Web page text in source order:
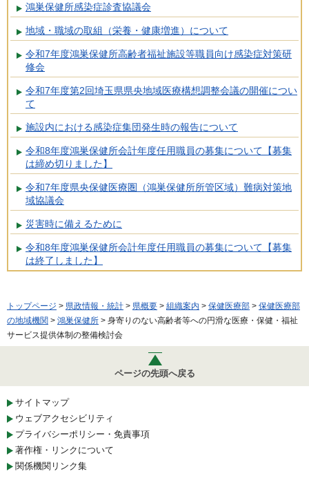
鴻巣保健所感染症診査協議会
地域・職域の取組（栄養・健康増進）について
令和7年度鴻巣保健所高齢者福祉施設等職員向け感染症対策研
修会
令和7年度第2回埼玉県県央地域医療構想調整会議の開催につい
て
施設内における感染症集団発生時の報告について
令和8年度鴻巣保健所会計年度任用職員の募集について【募集
は締め切りました】
令和7年度県央保健医療圏（鴻巣保健所所管区域）難病対策地
域協議会
災害時に備えるために
令和8年度鴻巣保健所会計年度任用職員の募集について【募集
は終了しました】
トップページ > 県政情報・統計 > 県概要 > 組織案内 > 保健医療部 > 保健医療部
の地域機関 > 鴻巣保健所 > 身寄りのない高齢者等への円滑な医療・保健・福祉
サービス提供体制の整備検討会
ページの先頭へ戻る
サイトマップ
ウェブアクセシビリティ
プライバシーポリシー・免責事項
著作権・リンクについて
関係機関リンク集